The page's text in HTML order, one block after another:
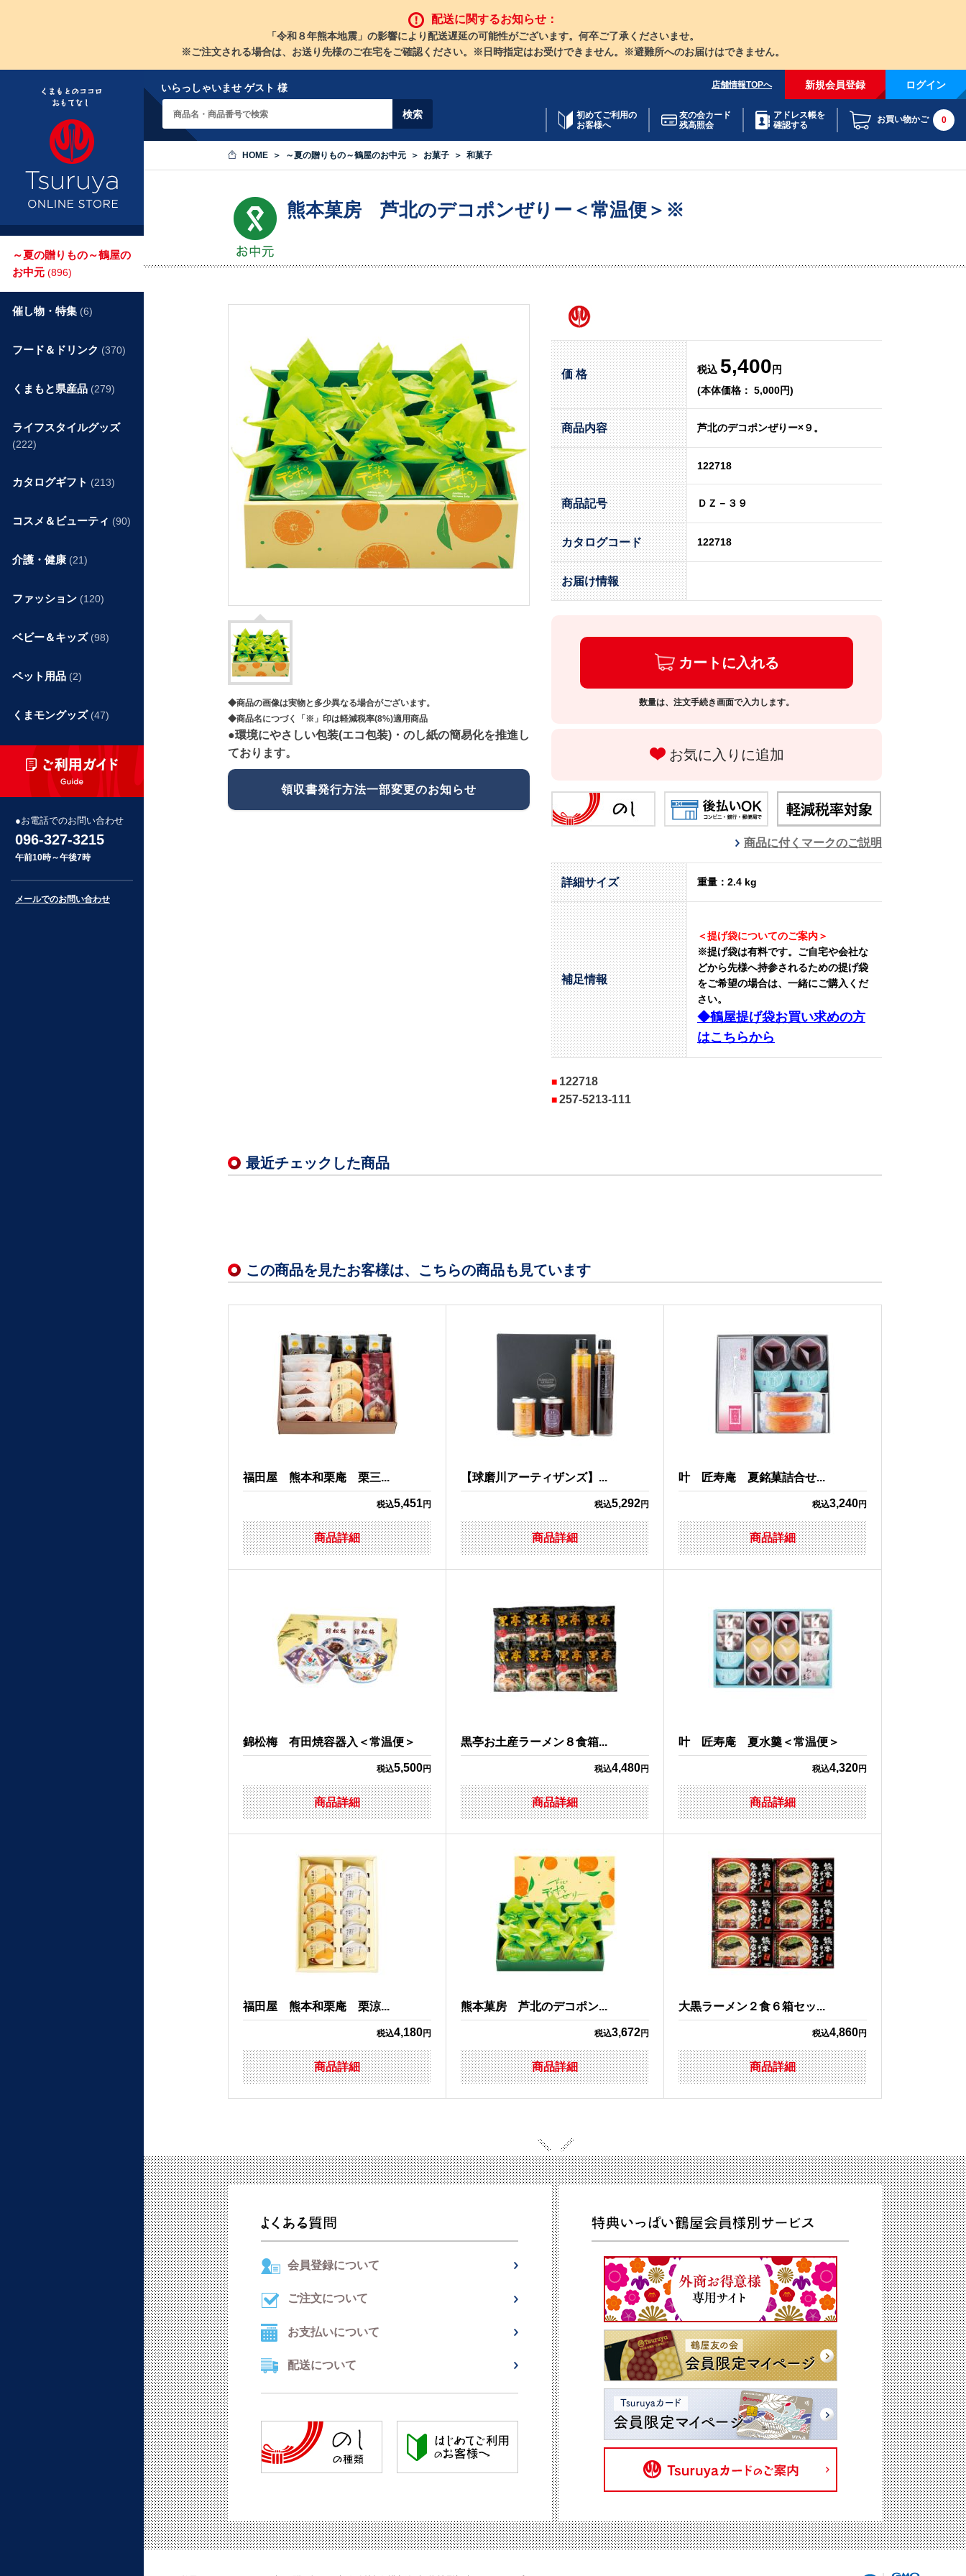
配送に関するお知らせ：
「令和８年熊本地震」の影響により配送遅延の可能性がございます。何卒ご了承くださいませ。
※ご注文される場合は、お送り先様のご在宅をご確認ください。※日時指定はお受けできません。※避難所へのお届けはできません。
いらっしゃいませ ゲスト 様 店舗情報TOPへ 新規会員登録 ログイン
初めてご利用の
お客様へ
友の会カード
残高照会
アドレス帳を
確認する
お買い物かご 0
HOME ～夏の贈りもの～鶴屋のお中元 お菓子 和菓子
熊本菓房 芦北のデコポンぜりー＜常温便＞※
◆商品の画像は実物と多少異なる場合がございます。
◆商品名につづく「※」印は軽減税率(8%)適用商品
●環境にやさしい包装(エコ包装)・のし紙の簡易化を推進し
ております。
領収書発行方法一部変更のお知らせ
価 格 税込 5,400 円
(本体価格： 5,000円)
商品内容 芦北のデコポンぜりー×９。
122718
商品記号 ＤＺ－３９
カタログコード 122718
お届け情報
カートに入れる
数量は、注文手続き画面で入力します。
お気に入りに追加
商品に付くマークのご説明
詳細サイズ 重量：2.4 kg
補足情報
＜提げ袋についてのご案内＞
※提げ袋は有料です。 ご自宅や会社な
どから先様へ持参されるための提げ袋
をご希望の場合は、一緒にご購入くだ
さい。
◆鶴屋提げ袋お買い求めの方
はこちらから
122718
257-5213-111
最近チェックした商品
この商品を見たお客様は、こちらの商品も見ています
福田屋 熊本和栗庵 栗三...
税込5,451円
商品詳細
【球磨川アーティザンズ】...
税込5,292円
商品詳細
叶 匠寿庵 夏銘菓詰合せ...
税込3,240円
商品詳細
錦松梅 有田焼容器入＜常温便＞
税込5,500円
商品詳細
黒亭お土産ラーメン８食箱...
税込4,480円
商品詳細
叶 匠寿庵 夏水羹＜常温便＞
税込4,320円
商品詳細
福田屋 熊本和栗庵 栗涼...
税込4,180円
商品詳細
熊本菓房 芦北のデコポン...
税込3,672円
商品詳細
大黒ラーメン２食６箱セッ...
税込4,860円
商品詳細
～夏の贈りもの～鶴屋の
お中元 (896)
催し物・特集 (6)
フード＆ドリンク (370)
くまもと県産品 (279)
ライフスタイルグッズ
(222)
カタログギフト (213)
コスメ＆ビューティ (90)
介護・健康 (21)
ファッション (120)
ベビー＆キッズ (98)
ペット用品 (2)
くまモングッズ (47)
お電話でのお問い合わせ
096-327-3215
午前10時～午後7時
メールでのお問い合わせ
会員登録について
ご注文について
お支払いについて
配送について